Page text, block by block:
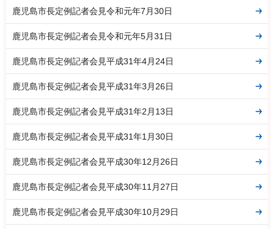
鹿児島市長定例記者会見令和元年7月30日
鹿児島市長定例記者会見令和元年5月31日
鹿児島市長定例記者会見平成31年4月24日
鹿児島市長定例記者会見平成31年3月26日
鹿児島市長定例記者会見平成31年2月13日
鹿児島市長定例記者会見平成31年1月30日
鹿児島市長定例記者会見平成30年12月26日
鹿児島市長定例記者会見平成30年11月27日
鹿児島市長定例記者会見平成30年10月29日